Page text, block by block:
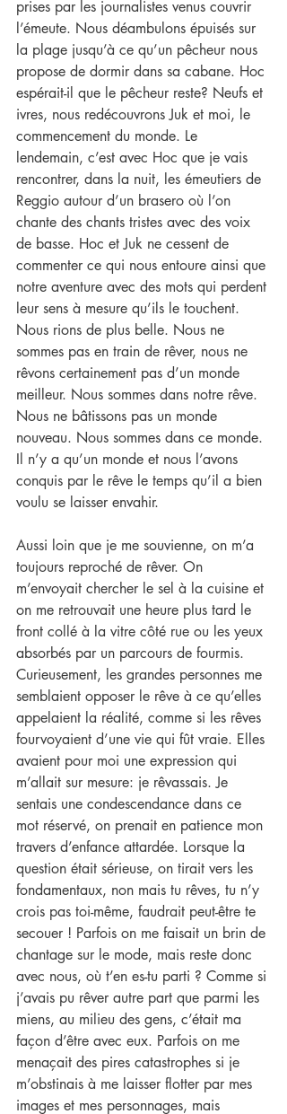
prises par les journalistes venus couvrir
l’émeute. Nous déambulons épuisés sur
la plage jusqu’à ce qu’un pêcheur nous
propose de dormir dans sa cabane. Hoc
espérait-il que le pêcheur reste? Neufs et
ivres, nous redécouvrons Juk et moi, le
commencement du monde. Le
lendemain, c’est avec Hoc que je vais
rencontrer, dans la nuit, les émeutiers de
Reggio autour d’un brasero où l’on
chante des chants tristes avec des voix
de basse. Hoc et Juk ne cessent de
commenter ce qui nous entoure ainsi que
notre aventure avec des mots qui perdent
leur sens à mesure qu’ils le touchent.
Nous rions de plus belle. Nous ne
sommes pas en train de rêver, nous ne
rêvons certainement pas d’un monde
meilleur. Nous sommes dans notre rêve.
Nous ne bâtissons pas un monde
nouveau. Nous sommes dans ce monde.
Il n’y a qu’un monde et nous l’avons
conquis par le rêve le temps qu’il a bien
voulu se laisser envahir.
Aussi loin que je me souvienne, on m’a
toujours reproché de rêver. On
m’envoyait chercher le sel à la cuisine et
on me retrouvait une heure plus tard le
front collé à la vitre côté rue ou les yeux
absorbés par un parcours de fourmis.
Curieusement, les grandes personnes me
semblaient opposer le rêve à ce qu’elles
appelaient la réalité, comme si les rêves
fourvoyaient d’une vie qui fût vraie. Elles
avaient pour moi une expression qui
m’allait sur mesure: je rêvassais. Je
sentais une condescendance dans ce
mot réservé, on prenait en patience mon
travers d’enfance attardée. Lorsque la
question était sérieuse, on tirait vers les
fondamentaux, non mais tu rêves, tu n’y
crois pas toi-même, faudrait peut-être te
secouer ! Parfois on me faisait un brin de
chantage sur le mode, mais reste donc
avec nous, où t’en es-tu parti ? Comme si
j’avais pu rêver autre part que parmi les
miens, au milieu des gens, c’était ma
façon d’être avec eux. Parfois on me
menaçait des pires catastrophes si je
m’obstinais à me laisser flotter par mes
images et mes personnages, mais